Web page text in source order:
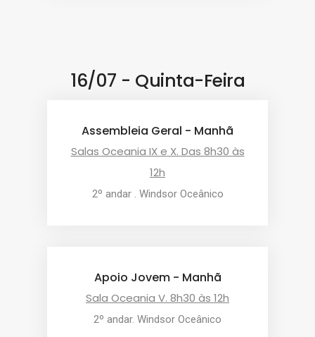
16/07 - Quinta-Feira
Assembleia Geral - Manhã
Salas Oceania IX e X. Das 8h30 às
12h
2º andar . Windsor Oceânico
Apoio Jovem - Manhã
Sala Oceania V. 8h30 às 12h
2º andar. Windsor Oceânico